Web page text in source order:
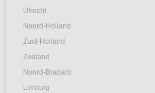
Utrecht
Noord-Holland
Zuid-Holland
Zeeland
Noord-Brabant
Limburg